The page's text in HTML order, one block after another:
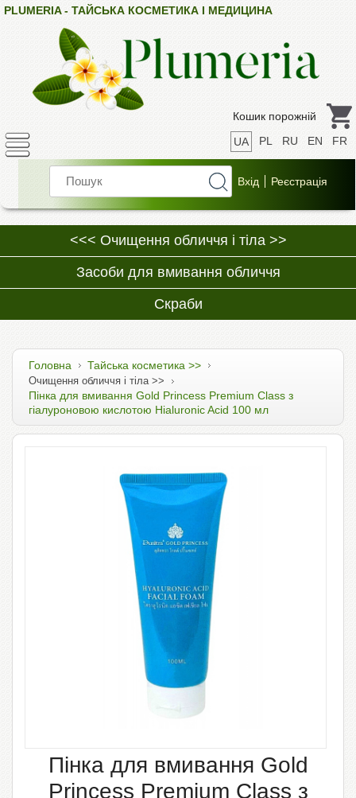
PLUMERIA - ТАЙСЬКА КОСМЕТИКА І МЕДИЦИНА
Кошик порожній
UA
PL RU EN FR
<<< Очищення обличчя і тіла >>
Засоби для вмивання обличчя
Скраби
Головна Тайська косметика >>
Очищення обличчя і тіла >>
Пінка для вмивання Gold Princess Premium Class з
гіалуроновою кислотою Hialuronic Acid 100 мл
Пінка для вмивання Gold
Princess Premium Class з